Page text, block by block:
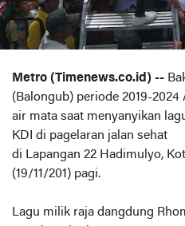
Metro (Timenews.co.id) --
(Balongub) periode 2019-
air mata saat menyanyikan
KDI di pagelaran jalan sehat
di Lapangan 22 Hadimulyo,
(19/11/201) pagi.
Lagu milik raja dangdung